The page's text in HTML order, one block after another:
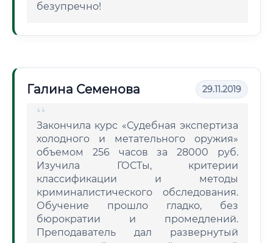
безупречно!
Галина Семенова 29.11.2019
Закончила курс «Судебная экспертиза
холодного и метательного оружия»
объемом 256 часов за 28000 руб.
Изучила ГОСТы, критерии
классификации и методы
криминалистического обследования.
Обучение прошло гладко, без
бюрократии и промедлений.
Преподаватель дал развернутый